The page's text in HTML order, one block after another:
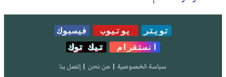
تويتر يوتيوب
فيسبوك
انستقرام
تيك توك
سياسة الخصوصية | من نحن | إتصل بنا